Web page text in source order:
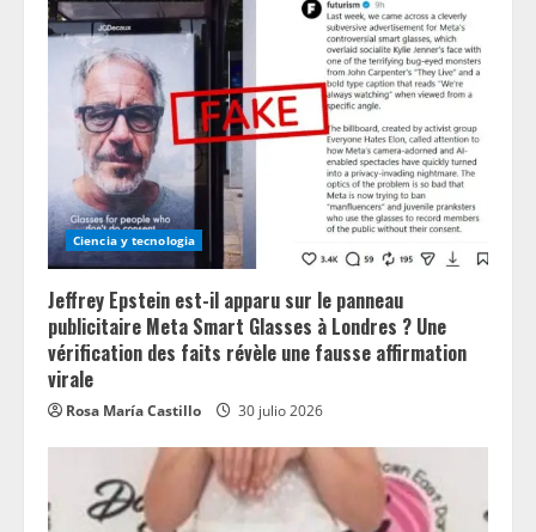
Ciencia y tecnologia
Jeffrey Epstein est-il apparu sur le panneau
publicitaire Meta Smart Glasses à Londres ? Une
vérification des faits révèle une fausse affirmation
virale
Rosa María Castillo 30 julio 2026